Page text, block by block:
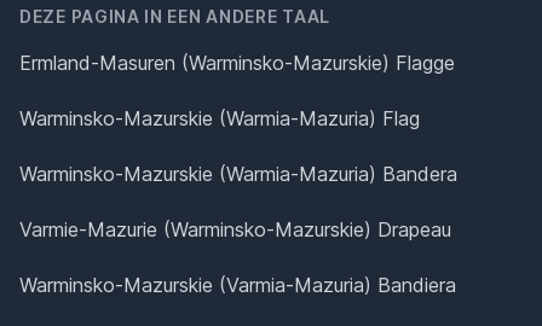
DEZE PAGINA IN EEN ANDERE TAAL
Ermland-Masuren (Warminsko-Mazurskie) Flagge
Warminsko-Mazurskie (Warmia-Mazuria) Flag
Warminsko-Mazurskie (Warmia-Mazuria) Bandera
Varmie-Mazurie (Warminsko-Mazurskie) Drapeau
Warminsko-Mazurskie (Varmia-Mazuria) Bandiera